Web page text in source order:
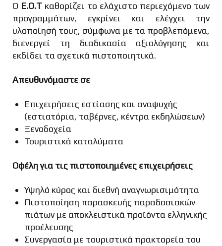
Ο Ε.Ο.Τ καθορίζει το ελάχιστο περιεχόμενο των
προγραμμάτων, εγκρίνει και ελέγχει την
υλοποίησή τους, σύμφωνα με τα προβλεπόμενα,
διενεργεί τη διαδικασία αξιολόγησης και
εκδίδει τα σχετικά πιστοποιητικά.
Απευθυνόμαστε σε
Επιχειρήσεις εστίασης και αναψυχής
(εστιατόρια, ταβέρνες, κέντρα εκδηλώσεων)
Ξενοδοχεία
Τουριστικά καταλύματα
Οφέλη για τις πιστοποιημένες επιχειρήσεις
Υψηλό κύρος και διεθνή αναγνωρισιμότητα
Πιστοποίηση παρασκευής παραδοσιακών
πιάτων με αποκλειστικά προϊόντα ελληνικής
προέλευσης
Συνεργασία με τουριστικά πρακτορεία του